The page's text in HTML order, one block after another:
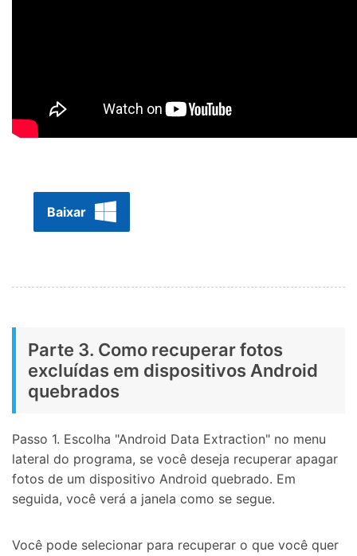
Baixar
Parte 3. Como recuperar fotos
excluídas em dispositivos Android
quebrados
Passo 1. Escolha "Android Data Extraction" no menu
lateral do programa, se você deseja recuperar apagar
fotos de um dispositivo Android quebrado. Em
seguida, você verá a janela como se segue.
Você pode selecionar para recuperar o que você quer